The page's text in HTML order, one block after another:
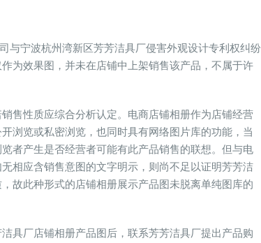
与宁波杭州湾新区芳芳洁具厂侵害外观设计专利权纠纷
为效果图，并未在店铺中上架销售该产品，不属于许
售性质应综合分析认定。电商店铺相册作为店铺经营
浏览或私密浏览，也同时具有网络图片库的功能，当
者产生是否经营者可能有此产品销售的联想。但与电
相应含销售意图的文字明示，则尚不足以证明芳芳洁
故此种形式的店铺相册展示产品图未脱离单纯图库的
具厂店铺相册产品图后，联系芳芳洁具厂提出产品购